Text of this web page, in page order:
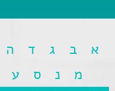
א ב ג ד ה
מ
נ ס ע